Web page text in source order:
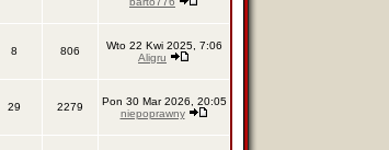
8 806
Wto 22 Kwi 2025, 7:06
Aligru
29 2279
Pon 30 Mar 2026, 20:05
niepoprawny